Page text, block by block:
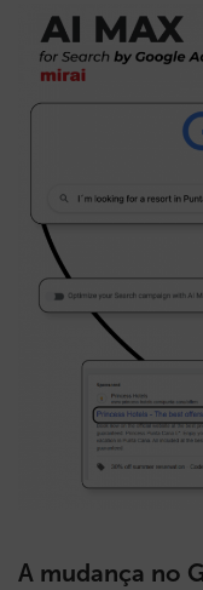
A mudança no